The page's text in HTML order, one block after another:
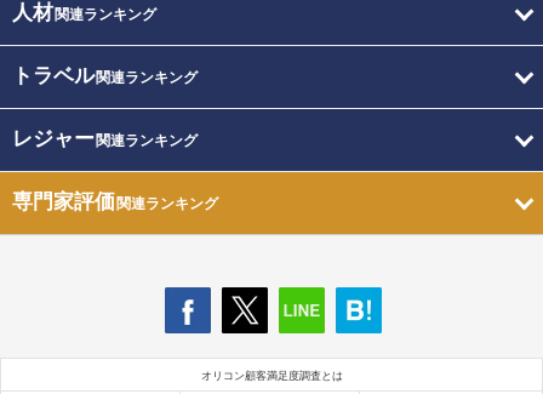
人材関連ランキング
トラベル関連ランキング
レジャー関連ランキング
専門家評価関連ランキング
オリコン顧客満足度調査とは